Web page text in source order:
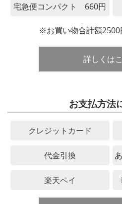
宅急便コンパクト 660円
※お買い物合計額
詳しくは
お支払方法
クレジットカード
代金引換
楽天ペイ